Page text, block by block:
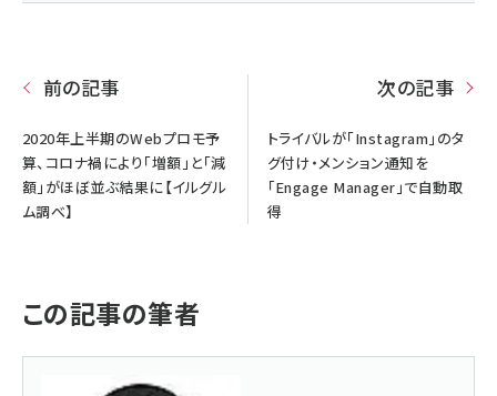
前の記事
2020年上半期のWebプロモ予
算、コロナ禍により「増額」と「減
額」がほぼ並ぶ結果に【イルグル
ム調べ】
次の記事
トライバルが「Instagram」のタ
グ付け・メンション通知を
「Engage Manager」で自動取
得
この記事の筆者